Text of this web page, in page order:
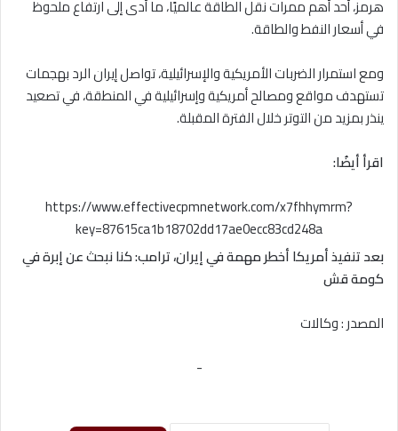
هرمز، أحد أهم ممرات نقل الطاقة عالميًا، ما أدى إلى ارتفاع ملحوظ
في أسعار النفط والطاقة.
ومع استمرار الضربات الأمريكية والإسرائيلية، تواصل إيران الرد بهجمات
تستهدف مواقع ومصالح أمريكية وإسرائيلية في المنطقة، في تصعيد
ينذر بمزيد من التوتر خلال الفترة المقبلة.
اقرأ أيضُا:
https://www.effectivecpmnetwork.com/x7fhhymrm?
key=87615ca1b18702dd17ae0ecc83cd248a
بعد تنفيذ أمريكا أخطر مهمة في إيران، ترامب: كنا نبحث عن إبرة في
كومة قش
المصدر : وكالات
-